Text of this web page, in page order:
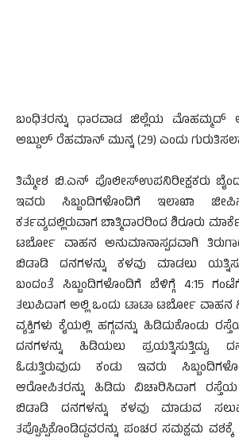
ಬಂಧಿತರನ್ನು ಧಾರವಾಡ ಜಿಲ್ಲೆಯ ಮೊಹಮ್ಮದ್
ಅಬ್ದುಲ್ ರೆಹಮಾನ್ ಮುನ್ನ (29) ಎಂದು
ತಿಮ್ಮೇಶ ಬಿ.ಎನ್ ಪೊಲೀಸ್ಉಪನಿರೀಕ್ಷಕರು
ಇವರು ಸಿಬ್ಬಂದಿಗಳೊಂದಿಗೆ ಇಲಾಖಾ
ಕರ್ತವ್ಯದಲ್ಲಿರುವಾಗ ಬಾತ್ಮಿದಾರರಿಂದ ಶಿರೂರು
ಟರ್ಬೋ ವಾಹನ ಅನುಮಾನಾಸ್ಪದವಾಗಿ
ಬಿಡಾಡಿ ದನಗಳನ್ನು ಕಳವು ಮಾಡಲು
ಬಂದಂತೆ ಸಿಬ್ಬಂದಿಗಳೊಂದಿಗೆ ಬೆಳಿಗ್ಗೆ 4:15
ತಲುಪಿದಾಗ ಅಲ್ಲಿ ಒಂದು ಟಾಟಾ ಟರ್ಬೋ ವಾಹನ
ವ್ಯಕ್ತಿಗಳು ಕೈಯಲ್ಲಿ ಹಗ್ಗವನ್ನು ಹಿಡಿದುಕೊಂಡು
ದನಗಳನ್ನು ಹಿಡಿಯಲು ಪ್ರಯತ್ನಿಸುತ್ತಿದ್ದು,
ಓಡುತ್ತಿರುವುದು ಕಂಡು ಇವರು
ಆರೋಪಿತರನ್ನು ಹಿಡಿದು ವಿಚಾರಿಸಿದಾಗ
ಬಿಡಾಡಿ ದನಗಳನ್ನು ಕಳವು ಮಾಡುವ
ತಪ್ಪೊಪ್ಪಿಕೊಂಡಿದ್ದವರನ್ನು ಪಂಚರ ಸಮಕ್ಷಮ ವಶಕ್ಕೆ